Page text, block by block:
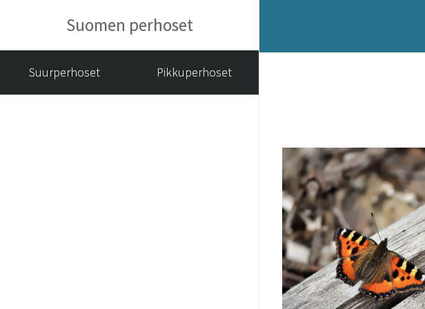
Suomen perhoset
Suurperhoset Pikkuperhoset